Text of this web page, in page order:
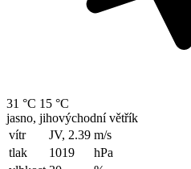
31 °C 15 °C
jasno, jihovýchodní větřík
vítr
JV, 2.39 m/s
tlak
1019
hPa